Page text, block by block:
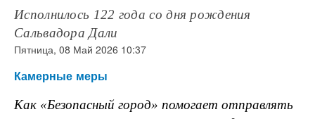
Исполнилось 122 года со дня рождения
Сальвадора Дали
Пятница, 08 Май 2026 10:37
Камерные меры
Как «Безопасный город» помогает отправлять